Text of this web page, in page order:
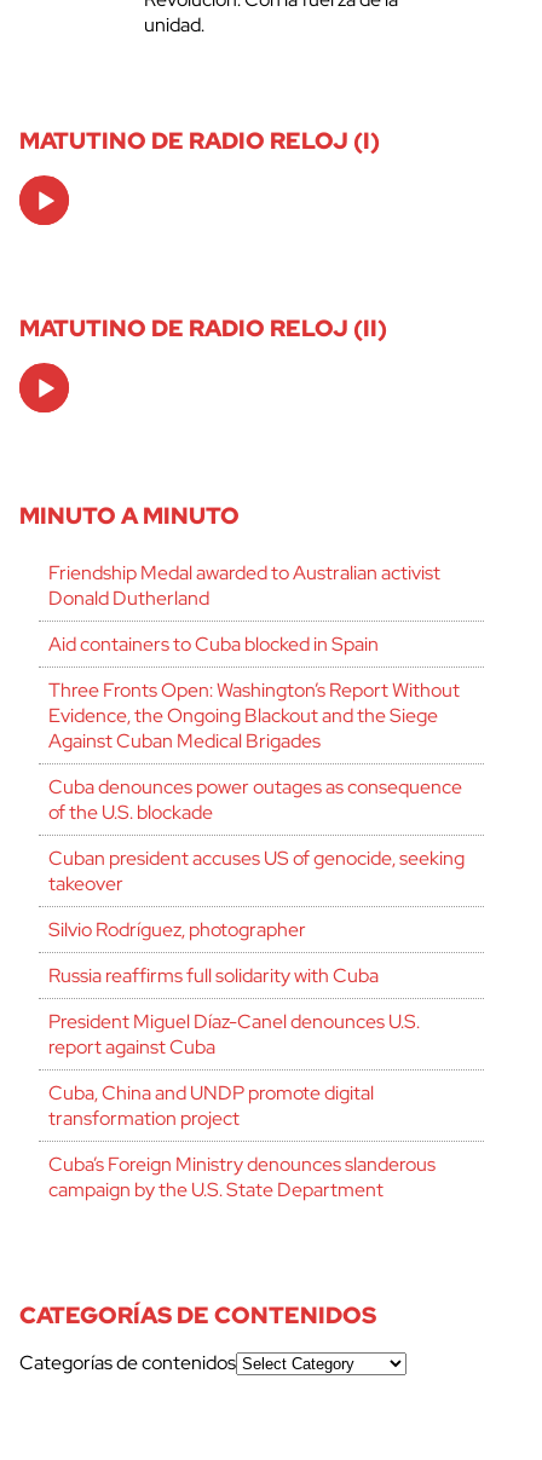
unidad.
MATUTINO DE RADIO RELOJ (I)
Audio
Player
MATUTINO DE RADIO RELOJ (II)
Audio
Player
MINUTO A MINUTO
Friendship Medal awarded to Australian activist
Donald Dutherland
Aid containers to Cuba blocked in Spain
Three Fronts Open: Washington’s Report Without
Evidence, the Ongoing Blackout and the Siege
Against Cuban Medical Brigades
Cuba denounces power outages as consequence
of the U.S. blockade
Cuban president accuses US of genocide, seeking
takeover
Silvio Rodríguez, photographer
Russia reaffirms full solidarity with Cuba
President Miguel Díaz-Canel denounces U.S.
report against Cuba
Cuba, China and UNDP promote digital
transformation project
Cuba’s Foreign Ministry denounces slanderous
campaign by the U.S. State Department
CATEGORÍAS DE CONTENIDOS
Categorías de contenidos